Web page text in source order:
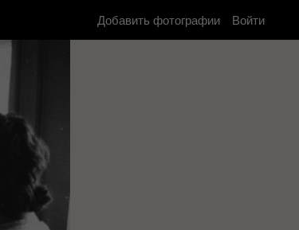
Добавить фотографии Войти